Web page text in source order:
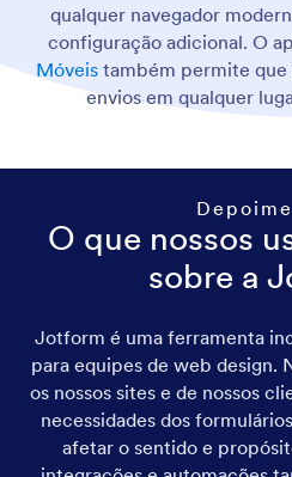
qualquer navegador
configuração adicional. O
Móveistambém permite que
envios em qualquer
O que nossos
sobre a
Jotform é uma ferramenta
para equipes de web design.
os nossos sites e de nossos
necessidades dos
afetar o sentido e